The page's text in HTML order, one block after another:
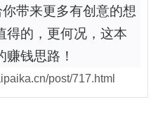
带来更多有创意的想
得的，更何况，这本
钱思路！
post/717.html